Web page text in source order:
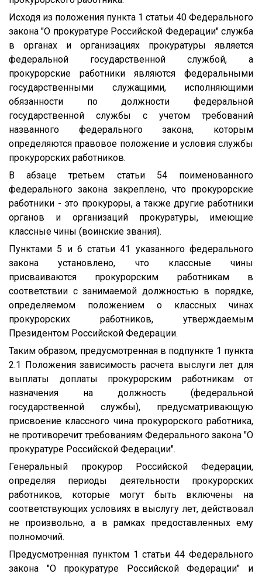
Исходя из положения пункта 1 статьи 40 Федерального
закона "О прокуратуре Российской Федерации" служба
в органах и организациях прокуратуры является
федеральной государственной службой, а
прокурорские работники являются федеральными
государственными служащими, исполняющими
обязанности по должности федеральной
государственной службы с учетом требований
названного федерального закона, которым
определяются правовое положение и условия службы
прокурорских работников.
В абзаце третьем статьи 54 поименованного
федерального закона закреплено, что прокурорские
работники - это прокуроры, а также другие работники
органов и организаций прокуратуры, имеющие
классные чины (воинские звания).
Пунктами 5 и 6 статьи 41 указанного федерального
закона установлено, что классные чины
присваиваются прокурорским работникам в
соответствии с занимаемой должностью в порядке,
определяемом положением о классных чинах
прокурорских работников, утверждаемым
Президентом Российской Федерации.
Таким образом, предусмотренная в подпункте 1 пункта
2.1 Положения зависимость расчета выслуги лет для
выплаты доплаты прокурорским работникам от
назначения на должность (федеральной
государственной службы), предусматривающую
присвоение классного чина прокурорского работника,
не противоречит требованиям Федерального закона "О
прокуратуре Российской Федерации".
Генеральный прокурор Российской Федерации,
определяя периоды деятельности прокурорских
работников, которые могут быть включены на
соответствующих условиях в выслугу лет, действовал
не произвольно, а в рамках предоставленных ему
полномочий.
Предусмотренная пунктом 1 статьи 44 Федерального
закона "О прокуратуре Российской Федерации" и